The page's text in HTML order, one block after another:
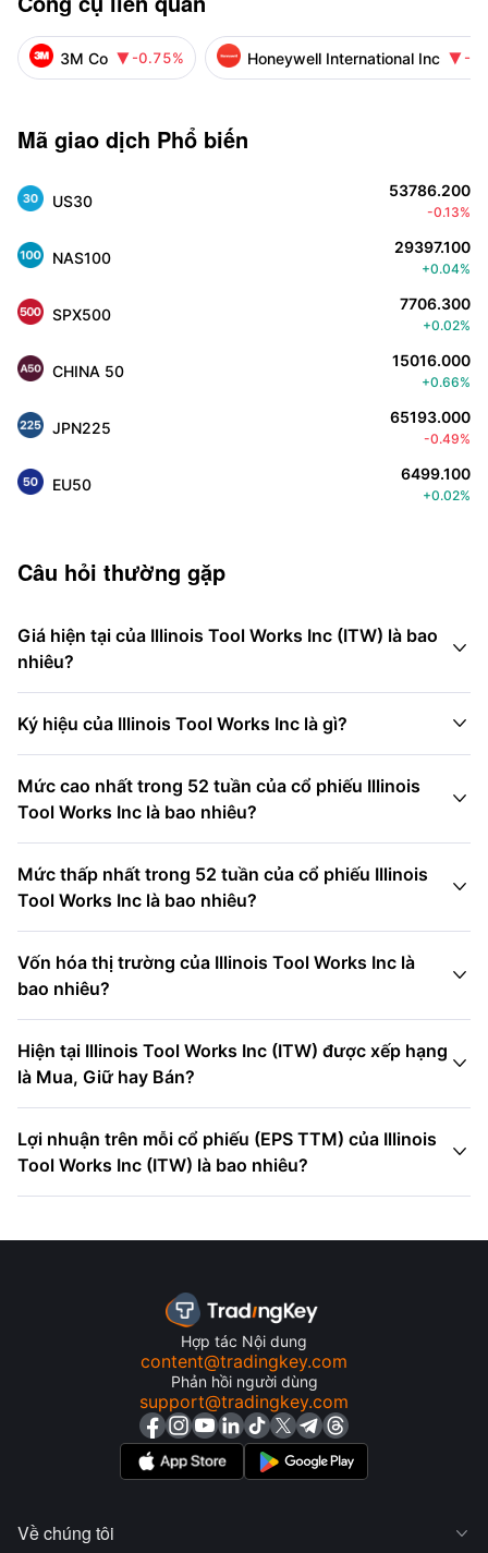
3M Co  -0.75% Honeywell International Inc  -
Mã giao dịch Phổ biến
US30
53786.200
-0.13%
NAS100
29397.100
+0.04%
SPX500
7706.300
+0.02%
CHINA 50
15016.000
+0.66%
JPN225
65193.000
-0.49%
EU50
6499.100
+0.02%
Câu hỏi thường gặp
Giá hiện tại của Illinois Tool Works Inc (ITW) là bao
nhiêu?

Ký hiệu của Illinois Tool Works Inc là gì? 
Mức cao nhất trong 52 tuần của cổ phiếu Illinois
Tool Works Inc là bao nhiêu?

Mức thấp nhất trong 52 tuần của cổ phiếu Illinois
Tool Works Inc là bao nhiêu?

Vốn hóa thị trường của Illinois Tool Works Inc là
bao nhiêu?

Hiện tại Illinois Tool Works Inc (ITW) được xếp hạng
là Mua, Giữ hay Bán?

Lợi nhuận trên mỗi cổ phiếu (EPS TTM) của Illinois
Tool Works Inc (ITW) là bao nhiêu?

Hợp tác Nội dung
content@tradingkey.com
Phản hồi người dùng
support@tradingkey.com
Về chúng tôi 